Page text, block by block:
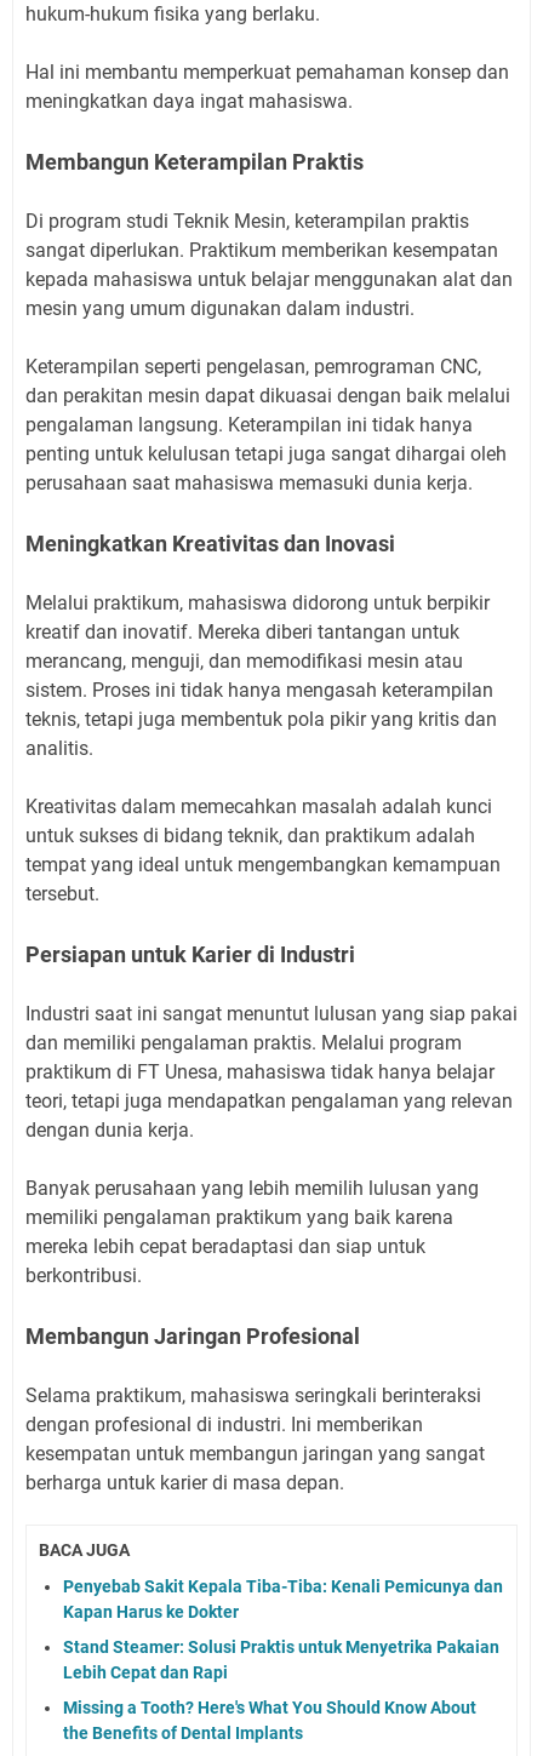
hukum-hukum fisika yang berlaku.
Hal ini membantu memperkuat pemahaman konsep dan
meningkatkan daya ingat mahasiswa.
Membangun Keterampilan Praktis
Di program studi Teknik Mesin, keterampilan praktis
sangat diperlukan. Praktikum memberikan kesempatan
kepada mahasiswa untuk belajar menggunakan alat dan
mesin yang umum digunakan dalam industri.
Keterampilan seperti pengelasan, pemrograman CNC,
dan perakitan mesin dapat dikuasai dengan baik melalui
pengalaman langsung. Keterampilan ini tidak hanya
penting untuk kelulusan tetapi juga sangat dihargai oleh
perusahaan saat mahasiswa memasuki dunia kerja.
Meningkatkan Kreativitas dan Inovasi
Melalui praktikum, mahasiswa didorong untuk berpikir
kreatif dan inovatif. Mereka diberi tantangan untuk
merancang, menguji, dan memodifikasi mesin atau
sistem. Proses ini tidak hanya mengasah keterampilan
teknis, tetapi juga membentuk pola pikir yang kritis dan
analitis.
Kreativitas dalam memecahkan masalah adalah kunci
untuk sukses di bidang teknik, dan praktikum adalah
tempat yang ideal untuk mengembangkan kemampuan
tersebut.
Persiapan untuk Karier di Industri
Industri saat ini sangat menuntut lulusan yang siap pakai
dan memiliki pengalaman praktis. Melalui program
praktikum di FT Unesa, mahasiswa tidak hanya belajar
teori, tetapi juga mendapatkan pengalaman yang relevan
dengan dunia kerja.
Banyak perusahaan yang lebih memilih lulusan yang
memiliki pengalaman praktikum yang baik karena
mereka lebih cepat beradaptasi dan siap untuk
berkontribusi.
Membangun Jaringan Profesional
Selama praktikum, mahasiswa seringkali berinteraksi
dengan profesional di industri. Ini memberikan
kesempatan untuk membangun jaringan yang sangat
berharga untuk karier di masa depan.
BACA JUGA
Penyebab Sakit Kepala Tiba-Tiba: Kenali Pemicunya dan
Kapan Harus ke Dokter
Stand Steamer: Solusi Praktis untuk Menyetrika Pakaian
Lebih Cepat dan Rapi
Missing a Tooth? Here's What You Should Know About
the Benefits of Dental Implants